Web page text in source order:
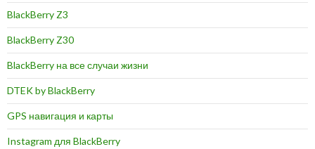
BlackBerry Z3
BlackBerry Z30
BlackBerry на все случаи жизни
DTEK by BlackBerry
GPS навигация и карты
Instagram для BlackBerry